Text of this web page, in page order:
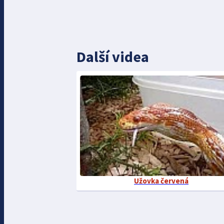
Další videa
Užovka červená